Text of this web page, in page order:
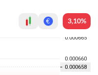
€ 3,10%